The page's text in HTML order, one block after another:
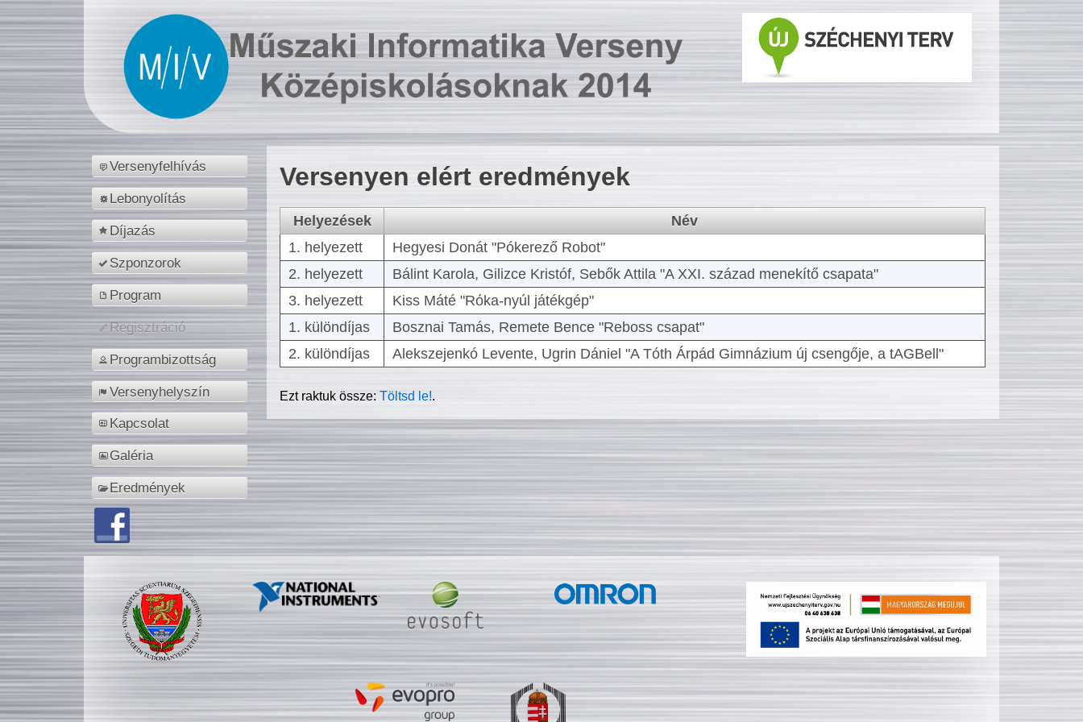
Versenyfelhívás
Lebonyolítás
Díjazás
Szponzorok
Program
Regisztráció
Programbizottság
Versenyhelyszín
Kapcsolat
Galéria
Eredmények
Versenyen elért eredmények
Helyezések
Név
1. helyezett
Hegyesi Donát "Pókerező Robot"
2. helyezett
Bálint Karola, Gilizce Kristóf, Sebők Attila "A XXI. század menekítő csapata"
3. helyezett
Kiss Máté "Róka-nyúl játékgép"
1. különdíjas
Bosznai Tamás, Remete Bence "Reboss csapat"
2. különdíjas
Alekszejenkó Levente, Ugrin Dániel "A Tóth Árpád Gimnázium új csengője, a tAGBell"
Ezt raktuk össze:Töltsd le!.